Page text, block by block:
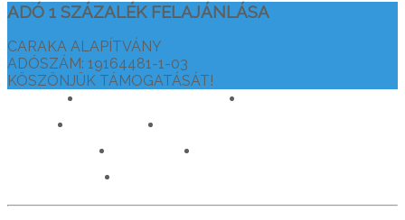
ADÓ 1 SZÁZALÉK FELAJÁNLÁSA
CARAKA ALAPÍTVÁNY
ADÓSZÁM: 19164481-1-03
KÖSZÖNJÜK TÁMOGATÁSÁT!
drtamasiajurveda.hu
caraka.hu
c911.info